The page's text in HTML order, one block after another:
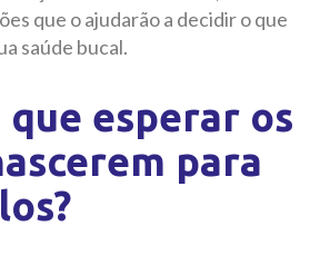
que o ajudarão a decidir o que
saúde bucal.
que esperar os
para